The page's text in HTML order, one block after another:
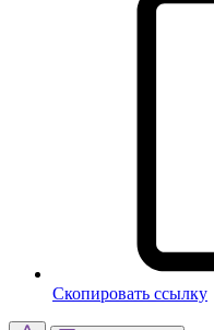
Скопировать ссылку